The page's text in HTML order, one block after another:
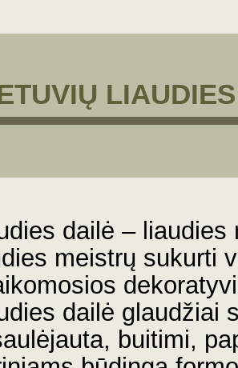
dailė –
meistrų sukurti
dailė glaudžiai
buitimi,